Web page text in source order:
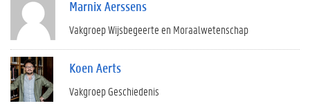
Marnix Aerssens
Vakgroep Wijsbegeerte en Moraalwetenschap
Koen Aerts
Vakgroep Geschiedenis